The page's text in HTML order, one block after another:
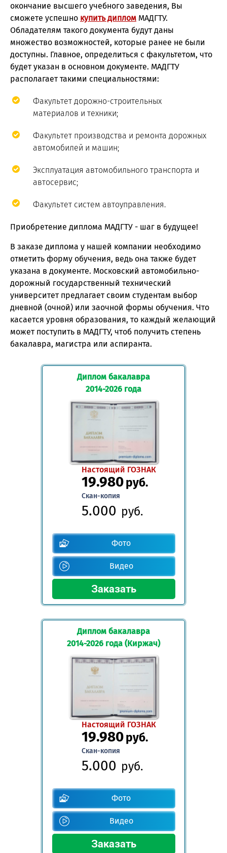
окончание высшего учебного заведения, Вы
сможете успешно купить диплом МАДГТУ.
Обладателям такого документа будут даны
множество возможностей, которые ранее не были
доступны. Главное, определиться с факультетом, что
будет указан в основном документе. МАДГТУ
располагает такими специальностями:
Факультет дорожно-строительных
материалов и техники;
Факультет производства и ремонта дорожных
автомобилей и машин;
Эксплуатация автомобильного транспорта и
автосервис;
Факультет систем автоуправления.
Приобретение диплома МАДГТУ - шаг в будущее!
В заказе диплома у нашей компании необходимо
отметить форму обучения, ведь она также будет
указана в документе. Московский автомобильно-
дорожный государственный технический
университет предлагает своим студентам выбор
дневной (очной) или заочной формы обучения. Что
касается уровня образования, то каждый желающий
может поступить в МАДГТУ, чтоб получить степень
бакалавра, магистра или аспиранта.
Диплом бакалавра
2014-2026 года
Настоящий ГОЗНАК
19.980руб.
Скан-копия
5.000 руб.
Фото
Видео
Диплом бакалавра
2014-2026 года (Киржач)
Настоящий ГОЗНАК
19.980руб.
Скан-копия
5.000 руб.
Фото
Видео